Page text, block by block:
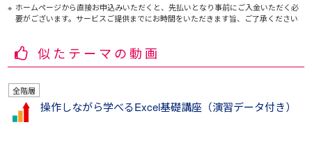
ホームページから直接お申込みいただくと、先払いとなり事前にご入金いただく必
要がございます。サービスご提供までにお時間をいただきます旨、ご了承ください
似たテーマの動画
全階層
操作しながら学べるExcel基礎講座（演習データ付き）